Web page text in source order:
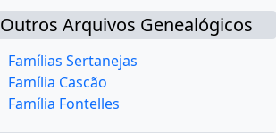
Outros Arquivos Genealógicos
Famílias Sertanejas
Família Cascão
Família Fontelles